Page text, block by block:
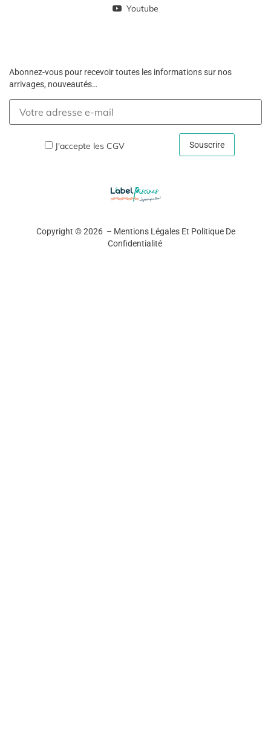
Youtube
Abonnez-vous pour recevoir toutes les informations sur nos
arrivages, nouveautés…
J'accepte les CGV
Copyright © 2026 – Mentions Légales Et Politique De
Confidentialité